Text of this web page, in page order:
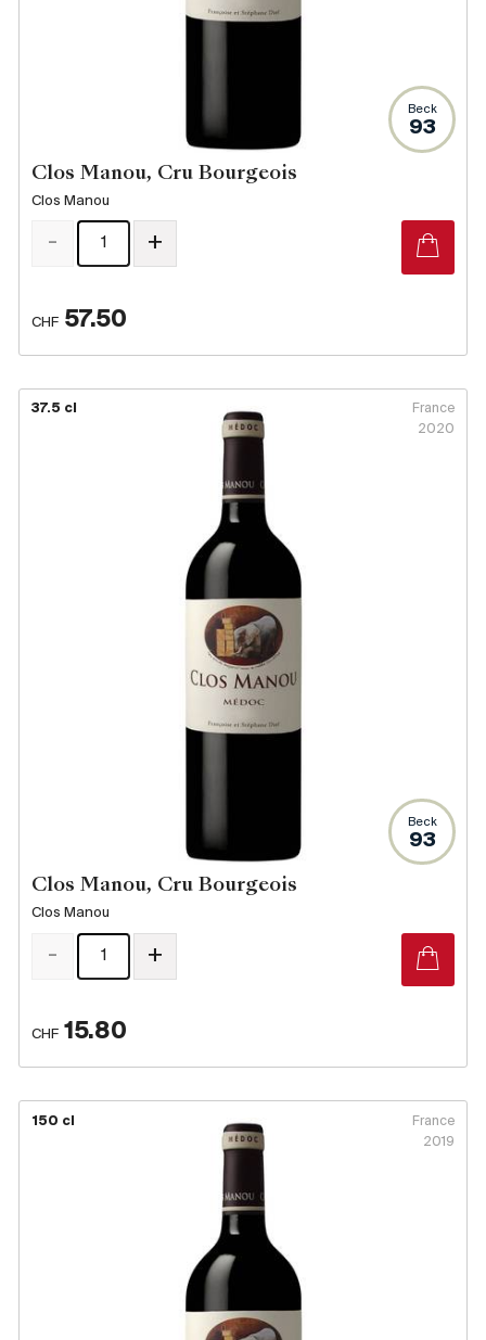
Beck
93
Clos Manou, Cru Bourgeois
Clos Manou
CHF 57.50
- +
37.5 cl
France
2020
Beck
93
Clos Manou, Cru Bourgeois
Clos Manou
CHF 15.80
- +
150 cl
France
2019